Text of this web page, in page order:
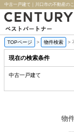
中古一戸建て｜川口市の不動産の
TOPページ > 物件検索 >
現在の検索条件
中古一戸建て
物